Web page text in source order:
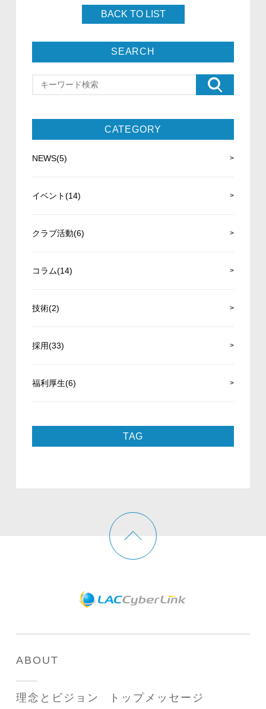
BACK TO LIST
SEARCH
CATEGORY
NEWS(5)
イベント(14)
クラブ活動(6)
コラム(14)
技術(2)
採用(33)
福利厚生(6)
TAG
ABOUT
理念とビジョン
トップメッセージ